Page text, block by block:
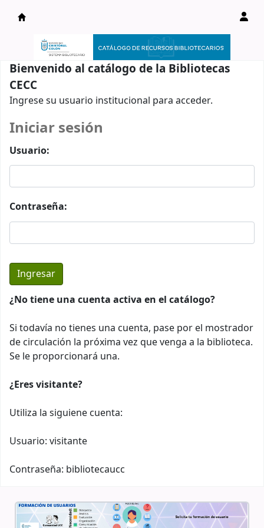
Catálogo en línea
Bienvenido al catálogo de la Bibliotecas
CECC
Ingrese su usuario institucional para acceder.
Iniciar sesión
Usuario:
Contraseña:
¿No tiene una cuenta activa en el catálogo?
Si todavía no tienes una cuenta, pase por el mostrador
de circulación la próxima vez que venga a la biblioteca.
Se le proporcionará una.
¿Eres visitante?
Utiliza la siguiene cuenta:
Usuario: visitante
Contraseña: bibliotecaucc